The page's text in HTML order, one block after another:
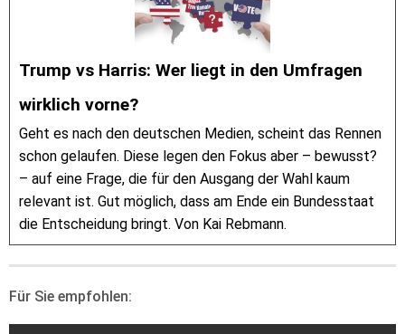
Trump vs Harris: Wer liegt in den Umfragen
wirklich vorne?
Geht es nach den deutschen Medien, scheint das Rennen
schon gelaufen. Diese legen den Fokus aber – bewusst?
– auf eine Frage, die für den Ausgang der Wahl kaum
relevant ist. Gut möglich, dass am Ende ein Bundesstaat
die Entscheidung bringt. Von Kai Rebmann.
Für Sie empfohlen: